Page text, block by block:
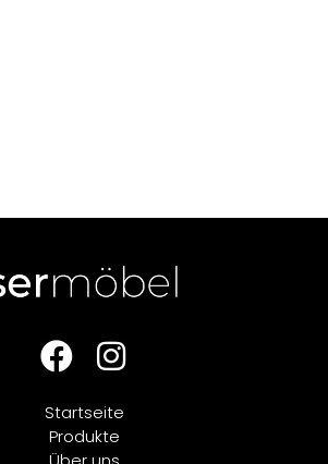
Startseite
Produkte